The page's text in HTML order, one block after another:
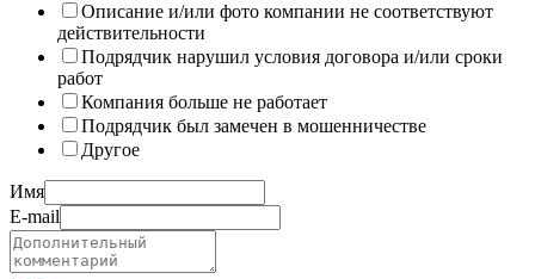
Описание и/или фото компании не соответствуют
действительности
Подрядчик нарушил условия договора и/или сроки
работ
Компания больше не работает
Подрядчик был замечен в мошенничестве
Другое
Имя
E-mail